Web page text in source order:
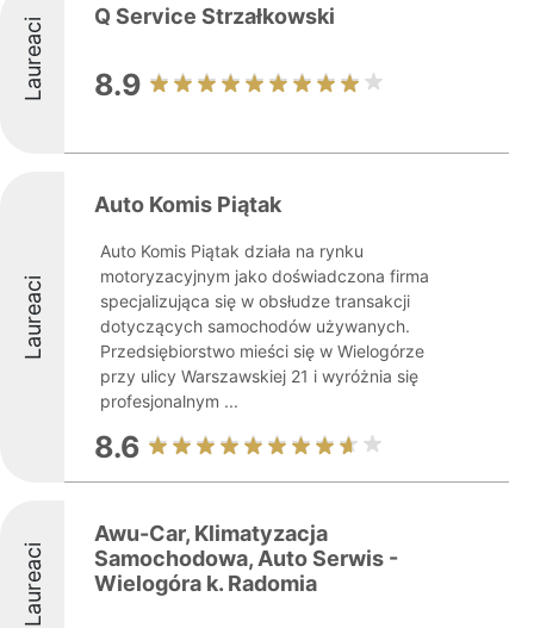
Laureaci Q Service Strzałkowski
8.9
Laureaci
Auto Komis Piątak
Auto Komis Piątak działa na rynku
motoryzacyjnym jako doświadczona firma
specjalizująca się w obsłudze transakcji
dotyczących samochodów używanych.
Przedsiębiorstwo mieści się w Wielogórze
przy ulicy Warszawskiej 21 i wyróżnia się
profesjonalnym ...
8.6
Laureaci
Awu-Car, Klimatyzacja
Samochodowa, Auto Serwis -
Wielogóra k. Radomia